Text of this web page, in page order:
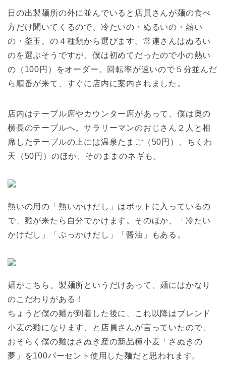
日の出製麺所の外に並んでいると店員さんが麺の食べ
方だけ聞いてくるので、冷たいの・ぬるいの・熱い
の・釜玉、の４種類から選びます。常連さんはぬるい
のを選ぶそうですが、僕は初めてだったので小の熱い
の（100円）をオーダー。回転率が速いので５分並んだ
ら順番が来て、すぐに店内に案内されました。
店内はテーブル席やカウンター席があって、僕は奥の
横長のテーブルへ。サラリーマンのおじさん２人と相
席したテーブルの上には温泉たまご（50円）、ちくわ
天（50円）のほか、そのままのネギも。
熱いの用の「熱いかけだし」はポットに入っているの
で、麺が来たら自分でかけます。そのほか、「冷たい
かけだし」「ぶっかけだし」「醤油」もある。
麺がこちら。製麺所というだけあって、麺にはかなり
のこだわりがある！
ちょうど僕の麺が到着した後に、これ以降はブレンド
小麦の麺になります、と店員さんが言っていたので、
おそらく僕の麺はさぬき産の新品種小麦「さぬきの
夢」を100パーセント使用した麺だと思われます。